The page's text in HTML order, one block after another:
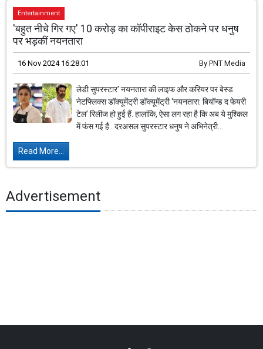
Entertainment
'बहुत नीचे गिर गए' 10 करोड़ का कॉपीराइट केस ठोकने पर धनुष
पर भड़कीं नयनतारा
16 Nov 2024 16:28:01 By PNT Media
लेडी सुपरस्टार' नयनतारा की लाइफ और करियर पर बेस्ड
नेटफ्लिक्स डॉक्यूमेंट्री डॉक्यूमेंट्री ‘नयनतारा: बियॉन्ड द फेयरी
टेल’ रिलीज हो हुई हैं. हालांकि, ऐसा लग रहा है कि अब ये मुश्किल
में फंस गई है . दरअसल सुपरस्टार धनुष ने अभिनेत्री...
Read More...
Advertisement